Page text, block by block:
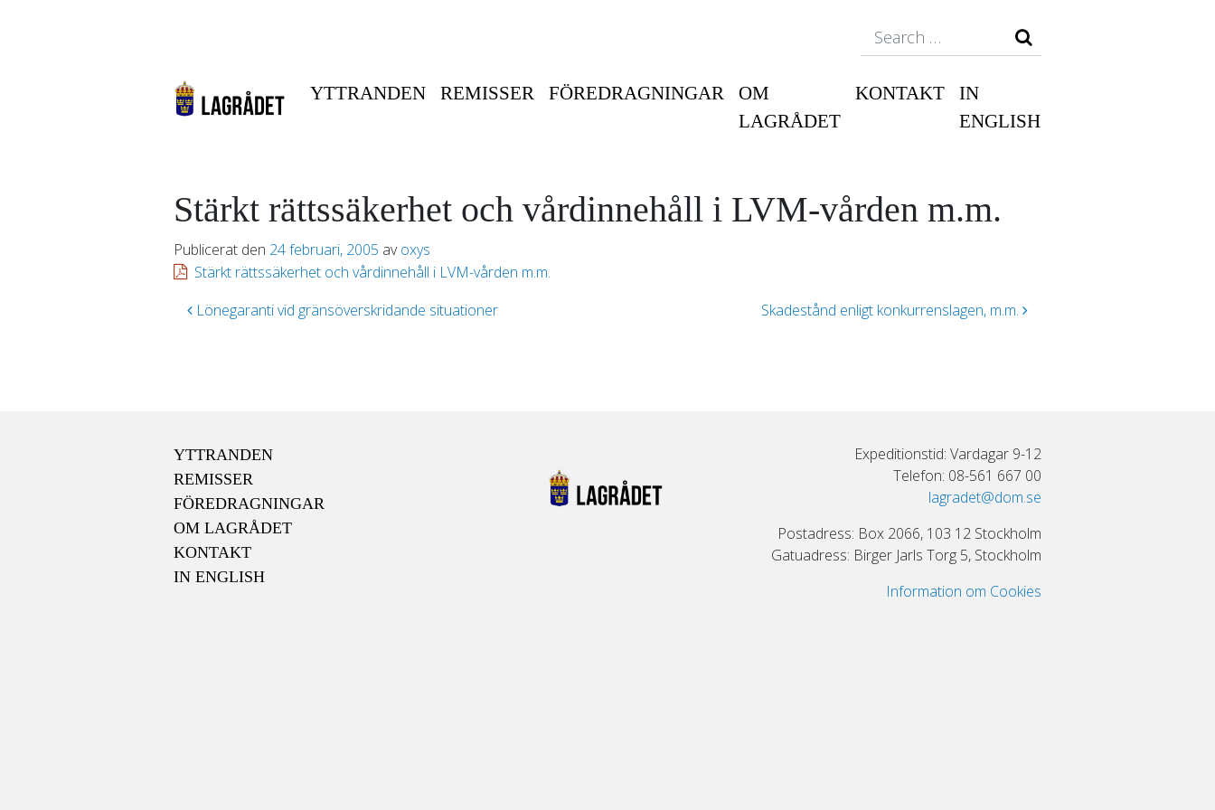
YTTRANDEN REMISSER FÖREDRAGNINGAR
OM
LAGRÅDET
KONTAKT
IN
ENGLISH
Stärkt rättssäkerhet och vårdinnehåll i LVM-vården m.m.
Publicerat den 24 februari, 2005 av oxys
Stärkt rättssäkerhet och vårdinnehåll i LVM-vården m.m.
Inläggsnavigering
Lönegaranti vid gränsöverskridande situationer Skadestånd enligt konkurrenslagen, m.m.
YTTRANDEN
REMISSER
FÖREDRAGNINGAR
OM LAGRÅDET
KONTAKT
IN ENGLISH
Expeditionstid: Vardagar 9-12
Telefon: 08-561 667 00
lagradet@dom.se
Postadress: Box 2066, 103 12 Stockholm
Gatuadress: Birger Jarls Torg 5, Stockholm
Information om Cookies